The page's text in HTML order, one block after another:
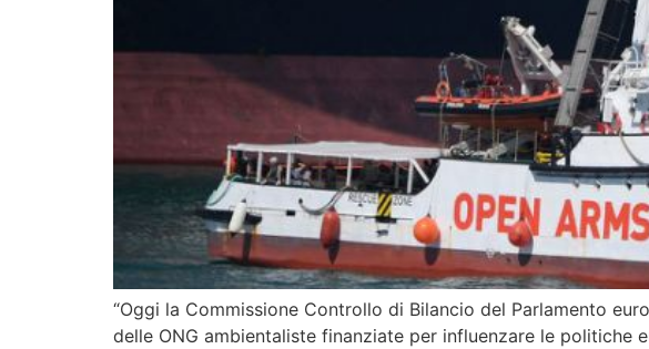
“Oggi la Commissione Controllo di Bilancio del Parlamento
delle ONG ambientaliste finanziate per influenzare le politiche